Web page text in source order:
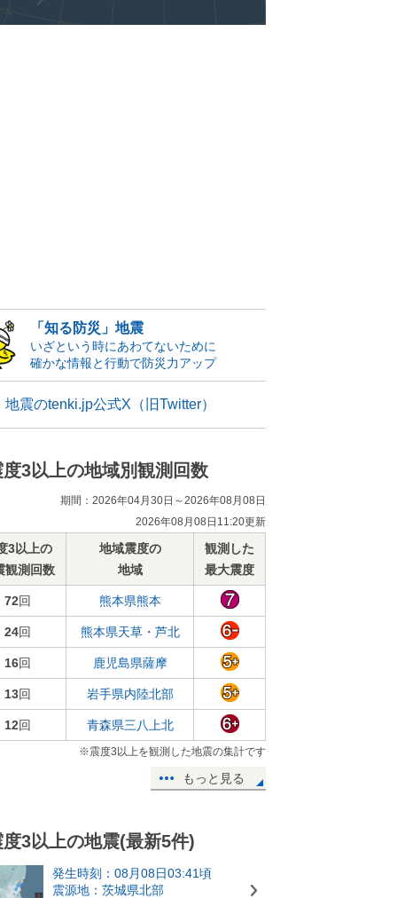
「知る防災」地震
いざという時にあわてないために
確かな情報と行動で防災力アップ
地震のtenki.jp公式X（旧Twitter）
度3以上の地域別観測回数
期間：2026年04月30日～2026年08月08日
2026年08月08日11:20更新
3以上の
観測回数
地域震度の
地域
観測した
最大震度
72回 熊本県熊本
24回 熊本県天草・芦北
16回 鹿児島県薩摩
13回 岩手県内陸北部
12回 青森県三八上北
※震度3以上を観測した地震の集計です
もっと見る
度3以上の地震(最新5件)
発生時刻：08月08日03:41頃
震源地：茨城県北部